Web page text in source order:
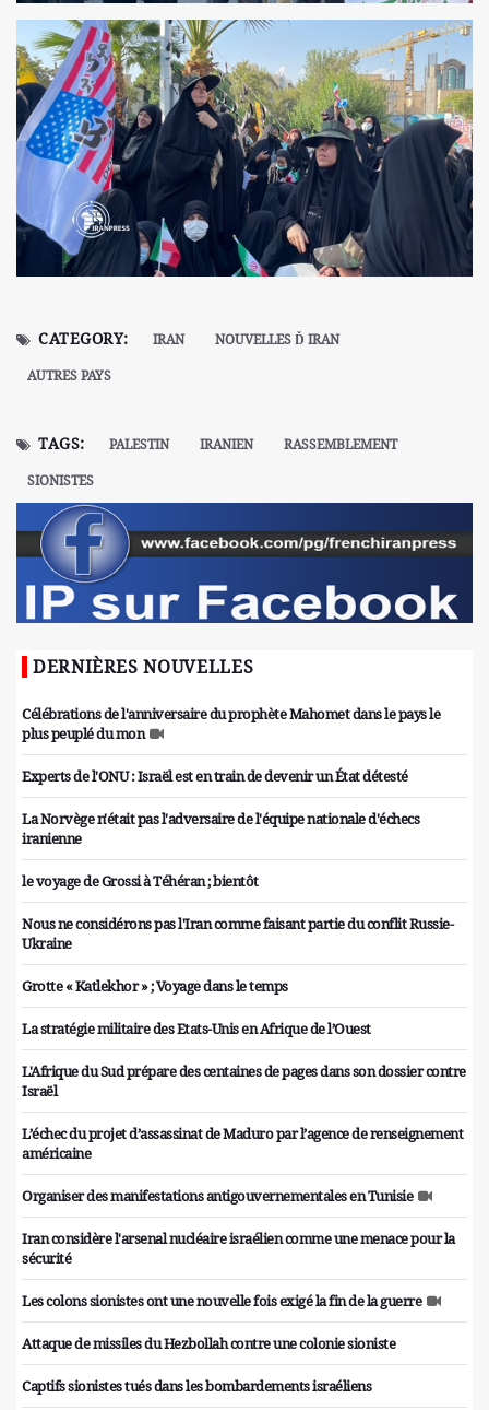
CATEGORY: IRAN
NOUVELLES Ď IRAN
AUTRES PAYS
TAGS: PALESTIN IRANIEN
RASSEMBLEMENT
SIONISTES
DERNIÈRES NOUVELLES
Célébrations de l'anniversaire du prophète Mahomet dans le pays le
plus peuplé du mon
Experts de l'ONU : Israël est en train de devenir un État détesté
La Norvège n'était pas l'adversaire de l'équipe nationale d'échecs
iranienne
le voyage de Grossi à Téhéran ; bientôt
Nous ne considérons pas l'Iran comme faisant partie du conflit Russie-
Ukraine
Grotte « Katlekhor » ; Voyage dans le temps
La stratégie militaire des Etats-Unis en Afrique de l’Ouest
L'Afrique du Sud prépare des centaines de pages dans son dossier contre
Israël
L’échec du projet d’assassinat de Maduro par l’agence de renseignement
américaine
Organiser des manifestations antigouvernementales en Tunisie
Iran considère l'arsenal nucléaire israélien comme une menace pour la
sécurité
Les colons sionistes ont une nouvelle fois exigé la fin de la guerre
Attaque de missiles du Hezbollah contre une colonie sioniste
Captifs sionistes tués dans les bombardements israéliens